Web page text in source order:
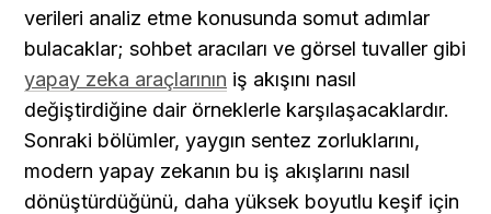
verileri analiz etme konusunda somut adımlar
yapay zeka araçlarının iş akışını nasıl
değiştirdiğine dair örneklerle karşılaşacaklardır.
Sonraki bölümler, yaygın sentez zorluklarını,
modern yapay zekanın bu iş akışlarını nasıl
dönüştürdüğünü, daha yüksek boyutlu keşif için